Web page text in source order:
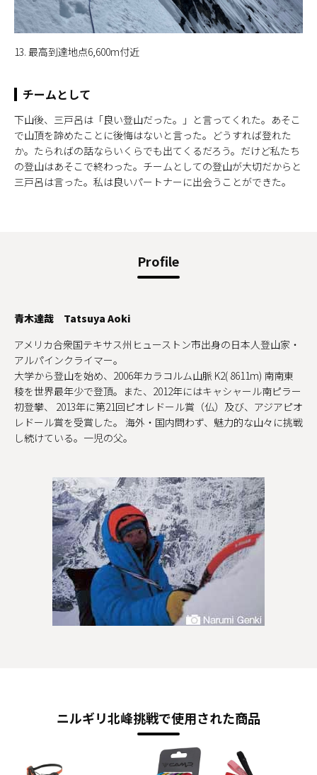
13. 最高到達地点6,600m付近
チームとして
下山後、三戸呂は「良い登山だった。」と言ってくれた。あそこ
で山頂を諦めたことに後悔はないと言った。どうすれば登れた
か。たらればの話ならいくらでも出てくるだろう。だけど私たち
の登山はあそこで終わった。チームとしての登山が大切だからと
三戸呂は言った。私は良いパートナーに出会うことができた。
Profile
青木達哉 Tatsuya Aoki
アメリカ合衆国テキサス州ヒューストン市出身の日本人登山家・
アルパインクライマー。
大学から登山を始め、2006年カラコルム山脈 K2( 8611m) 南南東
稜を世界最年少で登頂。また、2012年にはキャシャール南ピラー
初登攀、 2013年に第21回ピオレドール賞（仏）及び、アジアピオ
レドール賞を受賞した。 海外・国内問わず、魅力的な山々に挑戦
し続けている。一児の父。
ニルギリ北峰挑戦で使用された商品